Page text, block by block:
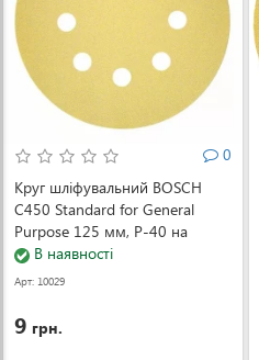
0
Круг шліфувальний BOSCH
C450 Standard for General
Purpose 125 мм, P-40 на
липучці (2608621739)
В наявності
Арт: 10029
9 грн.